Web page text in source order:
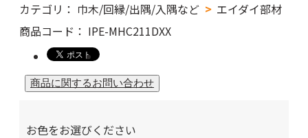
カテゴリ： 巾木/回縁/出隅/入隅など
エイダイ部材
商品コード： IPE-MHC211DXX
お色をお選びください